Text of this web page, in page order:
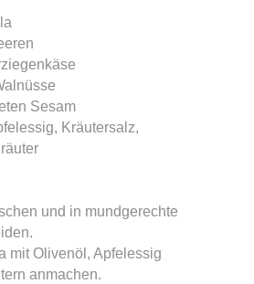
Sesam
Kräutersalz,
und in mundgerechte
mit Olivenöl, Apfelessig
anmachen.